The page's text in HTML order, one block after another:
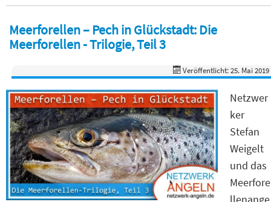
Meerforellen – Pech in Glückstadt: Die
Meerforellen - Trilogie, Teil 3
Veröffentlicht: 25. Mai 2019
Netzwer
ker
Stefan
Weigelt
und das
Meerfore